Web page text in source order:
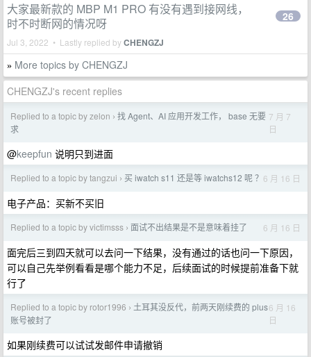
大家最新款的 MBP M1 PRO 有没有遇到接网线，
时不时断网的情况呀
Jul 3, 2022 • Lastly replied byCHENGZJ
26
» More topics by CHENGZJ
CHENGZJ's recent replies
Replied to a topic by zelon › 找 Agent、AI 应用开发工作， base 无要
求
7 月 7
日
@keepfun 说明只到进面
Replied to a topic by tangzui › 买 iwatch s11 还是等 iwatchs12 呢 ？ 6 月 16 日
电子产品：买新不买旧
Replied to a topic by victimsss › 面试不出结果是不是意味着挂了 6 月 16 日
面完后三到四天就可以去问一下结果，没有通过的话也问一下原因，
可以自己先举例看看是哪个能力不足，后续面试的时候提前准备下就
行了
Replied to a topic by rotor1996 › 土耳其没反代，前两天刚续费的 plus
账号被封了
6 月 16
日
如果刚续费可以试试发邮件申请撤销